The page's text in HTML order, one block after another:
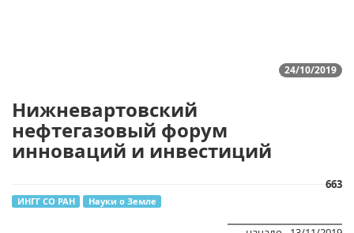
24/10/2019
Нижневартовский
нефтегазовый форум
инноваций и инвестиций
663
ИНГГ СО РАН Науки о Земле